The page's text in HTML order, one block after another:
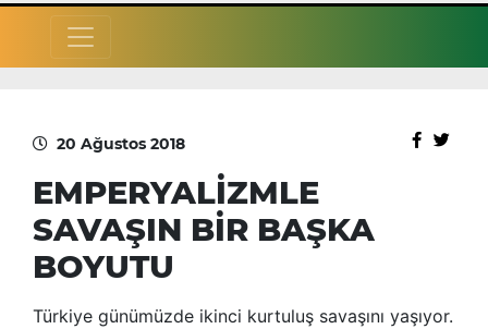
20 Ağustos 2018
EMPERYALİZMLE
SAVAŞIN BİR BAŞKA
BOYUTU
Türkiye günümüzde ikinci kurtuluş savaşını yaşıyor.